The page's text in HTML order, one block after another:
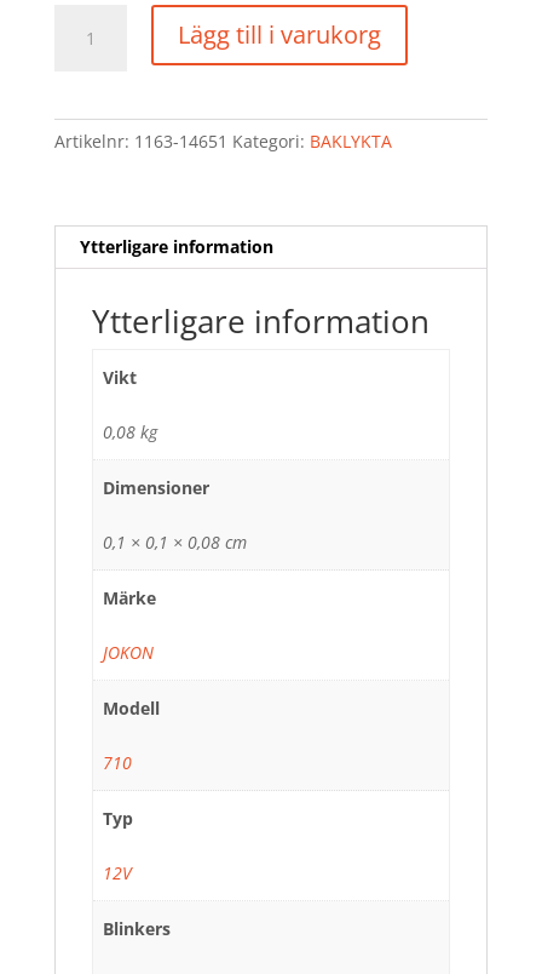
mängd
Lägg till i varukorg
Artikelnr: 1163-14651 Kategori: BAKLYKTA
Ytterligare information
Ytterligare information
Vikt
0,08 kg
Dimensioner
0,1 × 0,1 × 0,08 cm
Märke
JOKON
Modell
710
Typ
12V
Blinkers